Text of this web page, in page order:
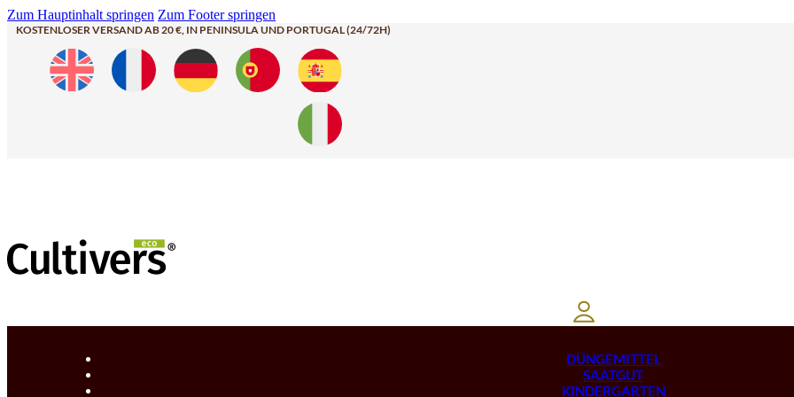
Zum Hauptinhalt springen Zum Footer springen
KOSTENLOSER VERSAND AB 20 €, IN PENINSULA UND PORTUGAL (24/72H)
DÜNGEMITTEL
SAATGUT
KINDERGARTEN